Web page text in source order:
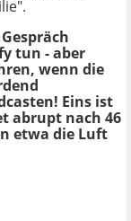
tun - aber
wenn die
Eins ist
abrupt nach 46
etwa die Luft